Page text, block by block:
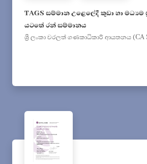
TAGS සම්මාන උළෙලේදී කුඩා හා
යටතේ රන් සම්මානය
ශ්‍රී ලංකා වරලත් ගණකාධිකාරී ආයතනය (CA